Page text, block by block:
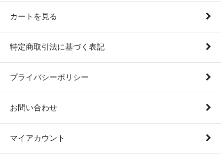
カートを見る
特定商取引法に基づく表記
プライバシーポリシー
お問い合わせ
マイアカウント